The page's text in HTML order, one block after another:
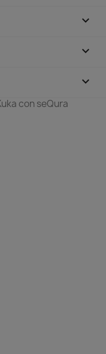


keyboard_arrow_down
con seQura